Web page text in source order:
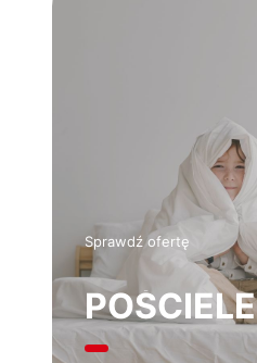
Sprawdź ofertę
POŚCIELE